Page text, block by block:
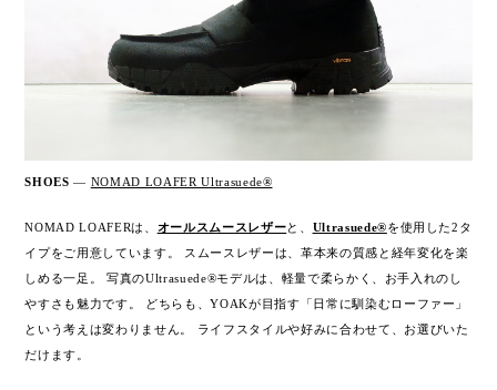
SHOES — NOMAD LOAFER Ultrasuede®
NOMAD LOAFERは、 オールスムースレザーと、 Ultrasuede®を使用した2タ
イプをご用意しています。 スムースレザーは、革本来の質感と経年変化を楽
しめる一足。 写真のUltrasuede®モデルは、軽量で柔らかく、お手入れのし
やすさも魅力です。 どちらも、YOAKが目指す「日常に馴染むローファー」
という考えは変わりません。 ライフスタイルや好みに合わせて、お選びいた
だけます。